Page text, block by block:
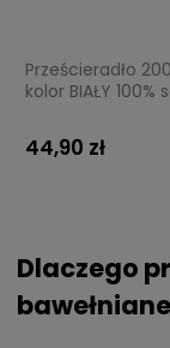
Prześcieradło
kolor BIAŁY 100%
44,90 zł
Dlaczego